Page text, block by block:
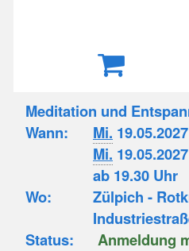
Meditation und
Wann:
Mi.
Mi. 19.05.2027
ab 19.30 Uhr
Wo:
Zülpich -
Status:
Anmeldung